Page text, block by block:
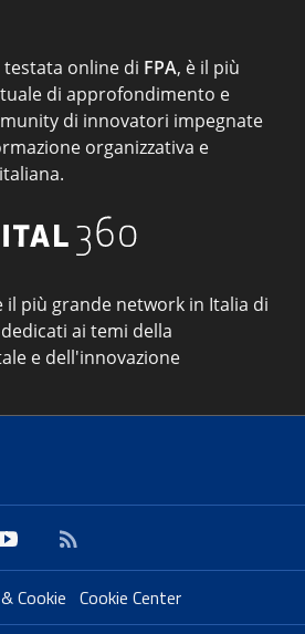
testata online di FPA, è il più
di approfondimento e
di innovatori impegnate
organizzativa e
il più grande network in Italia di
ai temi della
e dell'innovazione
Cookie Cookie Center